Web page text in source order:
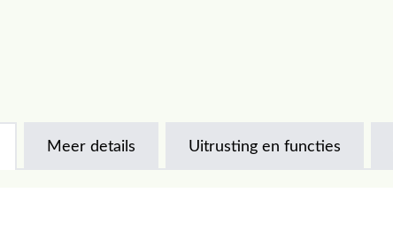
Meer details Uitrusting en functies